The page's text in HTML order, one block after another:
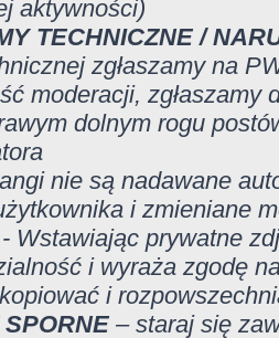
aktywności)
TECHNICZNE /
zgłaszamy na
moderacji, zgłaszamy
dolnym rogu
nie są nadawane
i zmieniane
- Wstawiając prywatne
i wyraża zgodę
i
– staraj się